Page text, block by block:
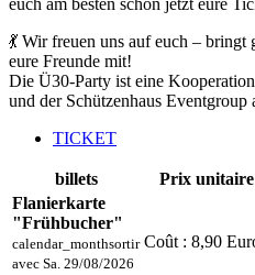
💃 Wir freuen uns auf euch – bringt
eure Freunde mit!
Die Ü30-Party ist eine
und der Schützenhaus Eventgroup
TICKET
billets Prix unitaire
Flanierkarte
"Frühbucher"
calendar_monthsortir
avec Sa. 29/08/2026
Coût : 8,90